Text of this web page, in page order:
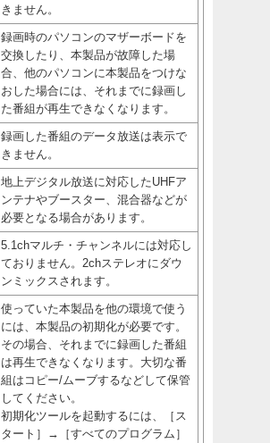
きません。
録画時のパソコンのマザーボードを
交換したり、本製品が故障した場
合、他のパソコンに本製品をつけな
おした場合には、それまでに録画し
た番組が再生できなくなります。
録画した番組のデータ放送は表示で
きません。
地上デジタル放送に対応したUHFア
ンテナやブースター、混合器などが
必要となる場合があります。
5.1chマルチ・チャンネルには対応し
ておりません。2chステレオにダウ
ンミックスされます。
使っていた本製品を他の環境で使う
には、本製品の初期化が必要です。
その場合、それまでに録画した番組
は再生できなくなります。大切な番
組はコピー/ムーブするなどして保管
してください。
初期化ツールを起動するには、［ス
タート］→［すべてのプログラム］